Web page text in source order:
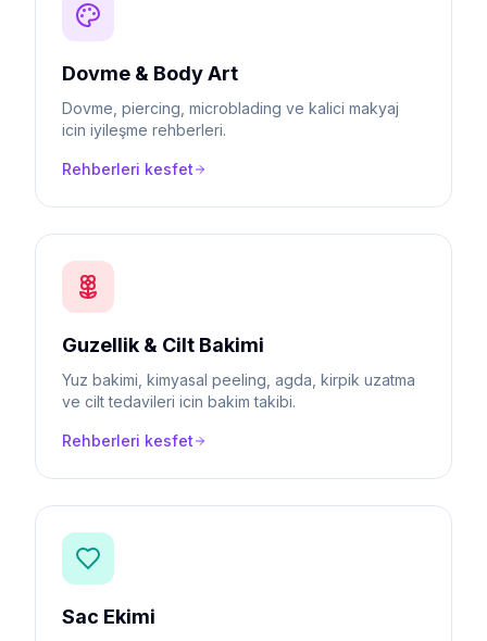
Dovme & Body Art
Dovme, piercing, microblading ve kalici makyaj
icin iyileşme rehberleri.
Rehberleri kesfet
Guzellik & Cilt Bakimi
Yuz bakimi, kimyasal peeling, agda, kirpik uzatma
ve cilt tedavileri icin bakim takibi.
Rehberleri kesfet
Sac Ekimi